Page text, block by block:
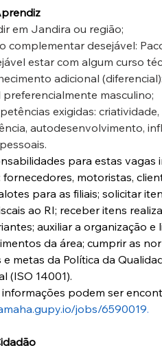
em Jandira ou região;
complementar desejável:
estar com algum curso
adicional
preferencialmente masculino;
exigidas:
autodesenvolvimento,
para estas vagas
fornecedores, motoristas,
para as filiais; solicitar
ao RI; receber itens
auxiliar a organização
da área; cumprir as
metas da Política da
(ISO 14001).
informações podem ser
jobs/6590019.